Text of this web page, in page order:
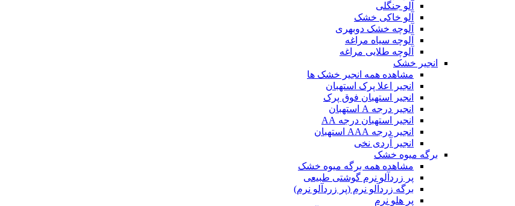
آلو جنگلی
آلو خاکی خشک
آلوچه خشک دوبهری
آلوچه سیاه مراغه
آلوچه طلایی مراغه
انجیر خشک
مشاهده همه انجیر خشک ها
انجیر اعلا پرک استهبان
انجیر استهبان فوق پرک
انجیر درجه A استهبان
انجیر استهبان درجه AA
انجیر درجه AAA استهبان
انجیر آردی نخی
برگه میوه خشک
مشاهده همه برگه میوه خشک
پر زردآلو نرم گوشتی طبیعی
برگه زردآلو نرم (پر زردآلو نرم)
پر هلو نرم